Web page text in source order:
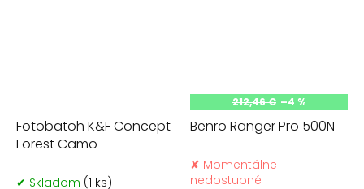
Fotobatoh K&F Concept
Forest Camo
✔ Skladom (1 ks)
212,46 € –4 %
Benro Ranger Pro 500N
✘ Momentálne
nedostupné